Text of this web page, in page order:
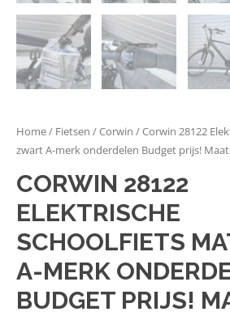
Home/ Fietsen /Corwin / Corwin 28122
zwart A-merk onderdelen Budget prijs!
CORWIN 28122
ELEKTRISCHE
SCHOOLFIETS
A-MERK
BUDGET PRIJS!